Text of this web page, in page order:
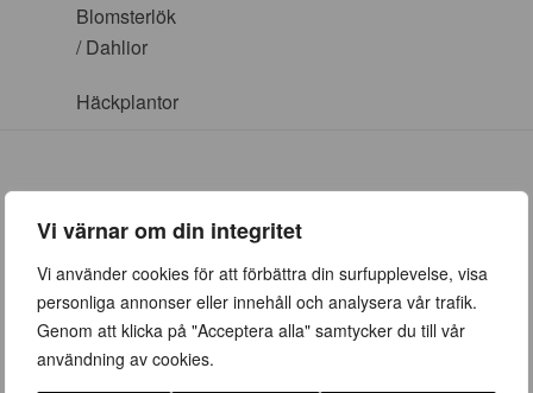
Vi värnar om din integritet
Vi använder cookies för att förbättra din surfupplevelse, visa
personliga annonser eller innehåll och analysera vår trafik.
Genom att klicka på "Acceptera alla" samtycker du till vår
användning av cookies.
Blomsterlök
/ Dahlior
Häckplantor
ÖPPETTIDER
Vår (23 mars – 28 juni)
Vardagar 09:00 – 19:00
Lördag 10:00 – 16:00